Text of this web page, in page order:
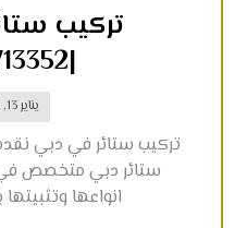
تركيب
|0566713352
يناير 13, 2025
تركيب ستائر في دبي
ستائر دبي متخصص في
انواعها